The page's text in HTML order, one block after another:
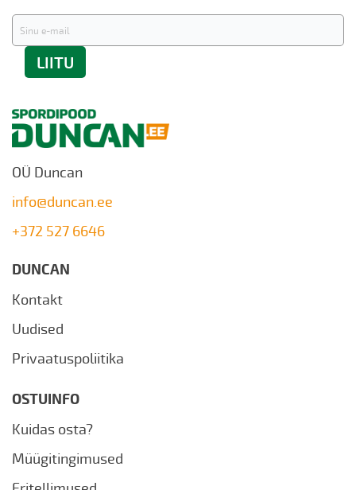
Liitu
uudiskirjaga:
LIITU
OÜ Duncan
info@duncan.ee
+372 527 6646
DUNCAN
Kontakt
Uudised
Privaatuspoliitika
OSTUINFO
Kuidas osta?
Müügitingimused